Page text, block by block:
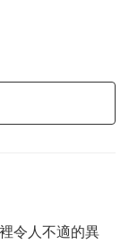
令人不適的異